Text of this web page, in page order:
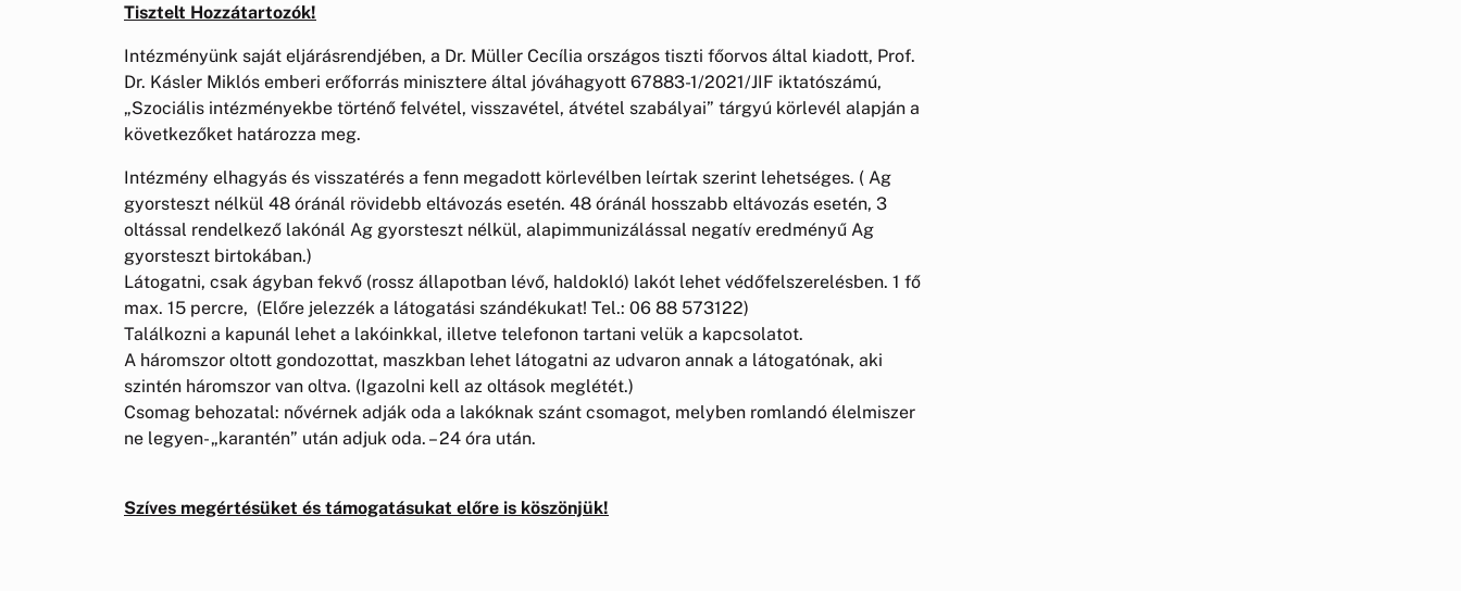
Tisztelt Hozzátartozók!
Intézményünk saját eljárásrendjében, a Dr. Müller Cecília országos tiszti főorvos által kiadott, Prof.
Dr. Kásler Miklós emberi erőforrás minisztere által jóváhagyott 67883-1/2021/JIF iktatószámú,
„Szociális intézményekbe történő felvétel, visszavétel, átvétel szabályai” tárgyú körlevél alapján a
következőket határozza meg.
Intézmény elhagyás és visszatérés a fenn megadott körlevélben leírtak szerint lehetséges. ( Ag
gyorsteszt nélkül 48 óránál rövidebb eltávozás esetén. 48 óránál hosszabb eltávozás esetén, 3
oltással rendelkező lakónál Ag gyorsteszt nélkül, alapimmunizálással negatív eredményű Ag
gyorsteszt birtokában.)
Látogatni, csak ágyban fekvő (rossz állapotban lévő, haldokló) lakót lehet védőfelszerelésben. 1 fő
max. 15 percre, (Előre jelezzék a látogatási szándékukat! Tel.: 06 88 573122)
Találkozni a kapunál lehet a lakóinkkal, illetve telefonon tartani velük a kapcsolatot.
A háromszor oltott gondozottat, maszkban lehet látogatni az udvaron annak a látogatónak, aki
szintén háromszor van oltva. (Igazolni kell az oltások meglétét.)
Csomag behozatal: nővérnek adják oda a lakóknak szánt csomagot, melyben romlandó élelmiszer
ne legyen- „karantén” után adjuk oda. – 24 óra után.
Szíves megértésüket és támogatásukat előre is köszönjük!